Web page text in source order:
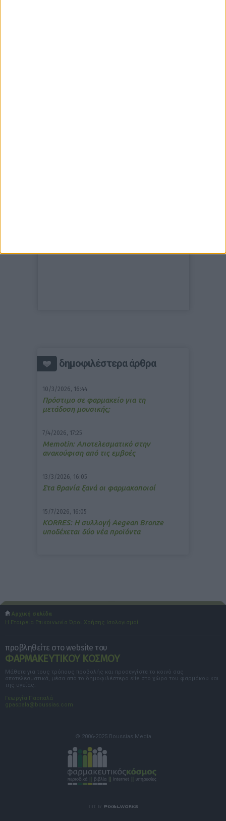
δημοφιλέστερα άρθρα
10/3/2026, 16:44
Πρόστιμο σε φαρμακείο για τη
μετάδοση μουσικής;
7/4/2026, 17:25
Memotin: Αποτελεσματικό στην
ανακούφιση από τις εμβοές
13/3/2026, 16:05
Στα θρανία ξανά οι φαρμακοποιοί
15/7/2026, 16:05
ΚΟRRES: Η συλλογή Aegean Bronze
υποδέχεται δύο νέα προϊόντα
Αρχική σελίδα
Η Εταιρεία Επικοινωνία Όροι Χρήσης Ισολογισμοί
προβληθείτε στο website του
ΦΑΡΜΑΚΕΥΤΙΚΟΥ ΚΟΣΜΟΥ
Μάθετε για τους τρόπους προβολής και προσεγγίστε το κοινό σας
αποτελεσματικά, μέσα από το δημοφιλέστερο site στο χώρο του φαρμάκου και
της υγείας.
Γεωργία Πασπαλά
gpaspala@boussias.com
© 2006-2025 Boussias Media